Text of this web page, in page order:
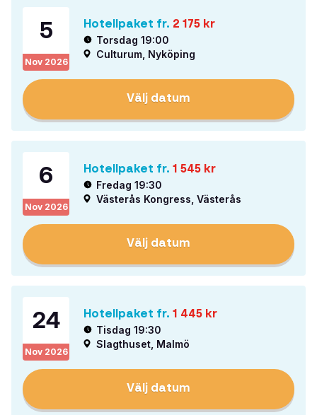
5
Nov 2026
Hotellpaket fr. 2 175 kr
Torsdag 19:00
Culturum, Nyköping
Välj datum
6
Nov 2026
Hotellpaket fr. 1 545 kr
Fredag 19:30
Västerås Kongress, Västerås
Välj datum
24
Nov 2026
Hotellpaket fr. 1 445 kr
Tisdag 19:30
Slagthuset, Malmö
Välj datum